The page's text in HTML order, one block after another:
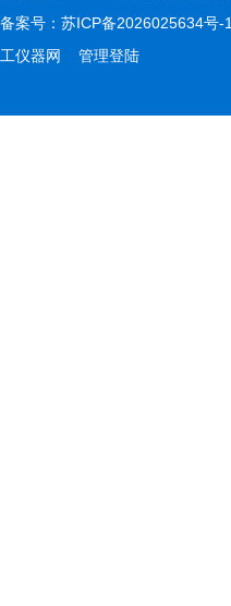
备案号： 苏ICP备2026025634号-1
工仪器网
管理登陆